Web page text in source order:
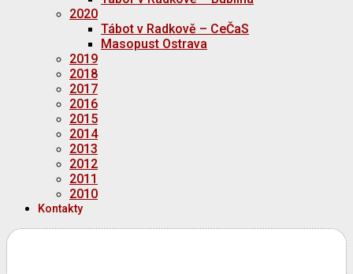
2020
Tábot v Radkově – CeČaS
Masopust Ostrava
2019
2018
2017
2016
2015
2014
2013
2012
2011
2010
Kontakty